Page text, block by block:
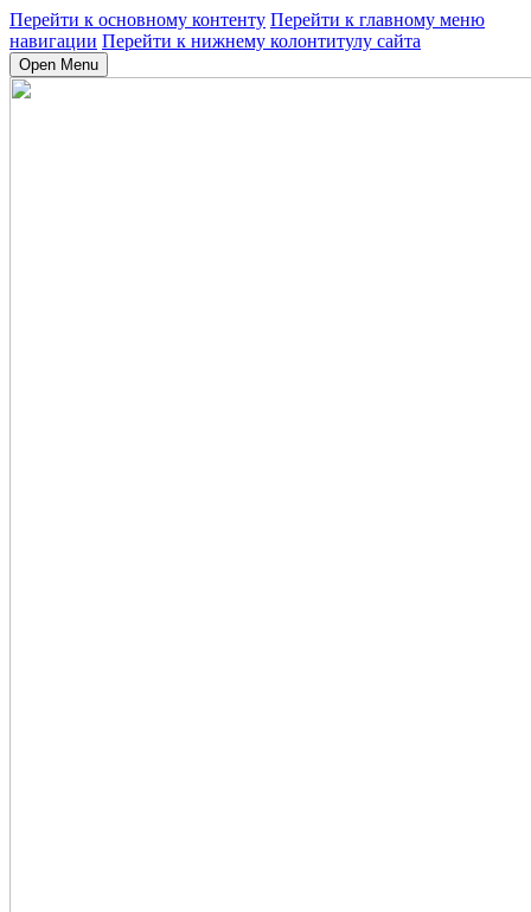
Перейти к основному контенту Перейти к главному меню
навигации Перейти к нижнему колонтитулу сайта
Open Menu